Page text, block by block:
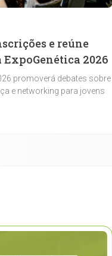
e reúne
2026
promoverá debates sobre
e networking para jovens